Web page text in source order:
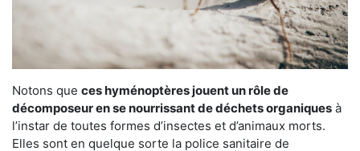
Notons que ces hyménoptères jouent un rôle de
décomposeur en se nourrissant de déchets organiques à
l’instar de toutes formes d’insectes et d’animaux morts.
Elles sont en quelque sorte la police sanitaire de